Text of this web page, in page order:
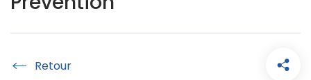
Accueil